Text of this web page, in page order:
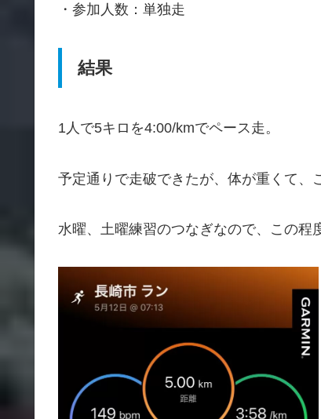
・参加人数：単独走
結果
1人で5キロを4:00/kmでペース走。
予定通りで走破できたが、体が重くて、
水曜、土曜練習のつなぎなので、この程